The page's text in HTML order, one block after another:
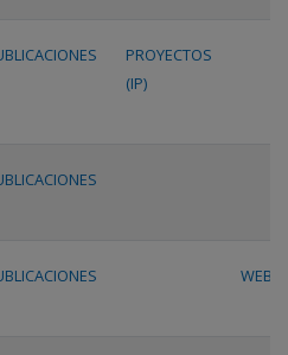
PROYECTOS
(IP)
WEB